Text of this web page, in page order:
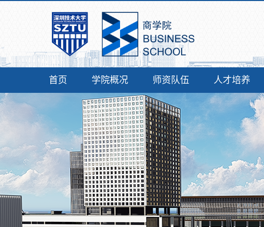
首页 学院概况 师资队伍 人才培养